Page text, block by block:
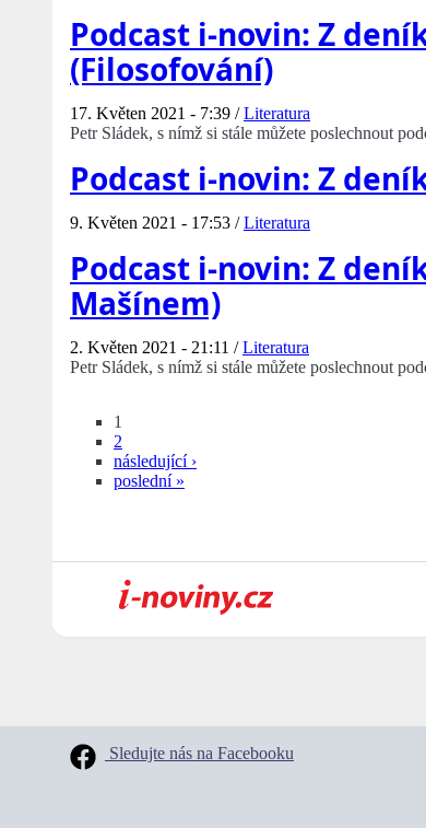
Podcast i-novin: Z
(Filosofování)
17. Květen 2021 - 7:39 /Literatura
Petr Sládek, s nímž si stále můžete poslechnout
Podcast i-novin: Z
9. Květen 2021 - 17:53 /Literatura
Podcast i-novin: Z
Mašínem)
2. Květen 2021 - 21:11 /Literatura
Petr Sládek, s nímž si stále můžete poslechnout
1
2
následující ›
poslední »
Sledujte nás na Facebooku